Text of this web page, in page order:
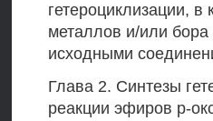
гетероциклизации,
металлов и/или
исходными
Глава 2. Синтезы
реакции эфиров р-